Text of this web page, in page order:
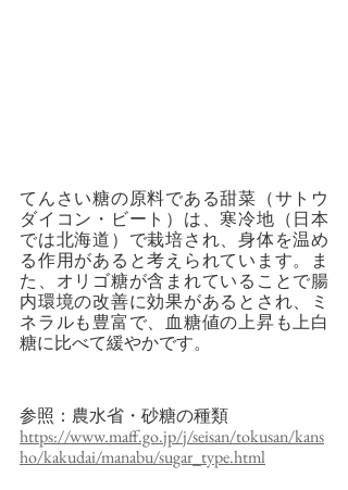
てんさい糖の原料である甜菜（サトウ
ダイコン・ビート）は、寒冷地（日本
では北海道）で栽培され、身体を温め
る作用があると考えられています。ま
た、オリゴ糖が含まれていることで腸
内環境の改善に効果があるとされ、ミ
ネラルも豊富で、血糖値の上昇も上白
糖に比べて緩やかです。
参照：農水省・砂糖の種類
https://www.maff.go.jp/j/seisan/tokusan/kans
ho/kakudai/manabu/sugar_type.html